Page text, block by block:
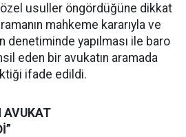
özel usuller öngördüğüne dikkat
mahkeme kararıyla ve
denetiminde yapılması ile baro
eden bir avukatın aramada
ifade edildi.
AVUKAT